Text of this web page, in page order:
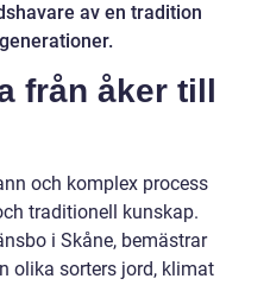
av en tradition
från åker till
och komplex process
traditionell kunskap.
i Skåne, bemästrar
olika sorters jord, klimat